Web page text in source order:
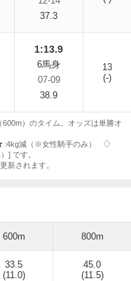
37.3
1:13.9
6馬身
07-09
38.9
13
(-)
）のタイム。オッズは単勝オ
:4kg減（※女性騎手のみ）
] です。
新されます。
600m 800m
33.5
(11.0)
45.0
(11.5)